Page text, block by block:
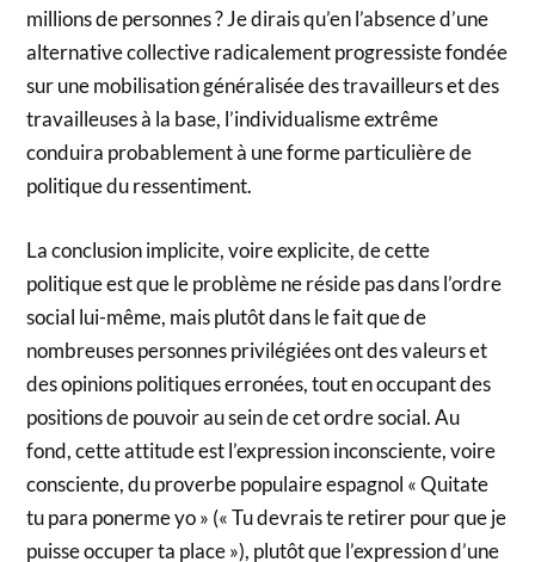
millions de personnes ? Je dirais qu’en l’absence d’une
alternative collective radicalement progressiste fondée
sur une mobilisation généralisée des travailleurs et des
travailleuses à la base, l’individualisme extrême
conduira probablement à une forme particulière de
politique du ressentiment.
La conclusion implicite, voire explicite, de cette
politique est que le problème ne réside pas dans l’ordre
social lui-même, mais plutôt dans le fait que de
nombreuses personnes privilégiées ont des valeurs et
des opinions politiques erronées, tout en occupant des
positions de pouvoir au sein de cet ordre social. Au
fond, cette attitude est l’expression inconsciente, voire
consciente, du proverbe populaire espagnol « Quitate
tu para ponerme yo » (« Tu devrais te retirer pour que je
puisse occuper ta place »), plutôt que l’expression d’une